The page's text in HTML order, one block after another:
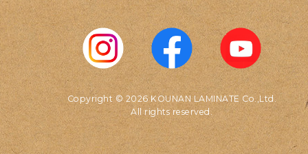
Copyright © 2026 KOUNAN LAMINATE Co.,Ltd.
All rights reserved.